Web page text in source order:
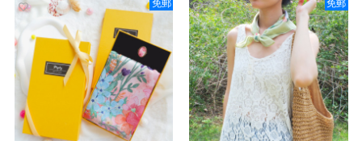
免郵 免郵